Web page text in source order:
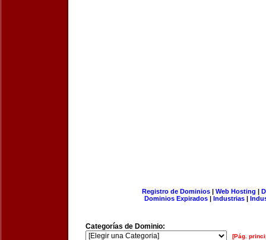
Registro de Dominios| Web Hosting |
Dominios Expirados | Industrias |
Categorías de Dominio:
[Pág.